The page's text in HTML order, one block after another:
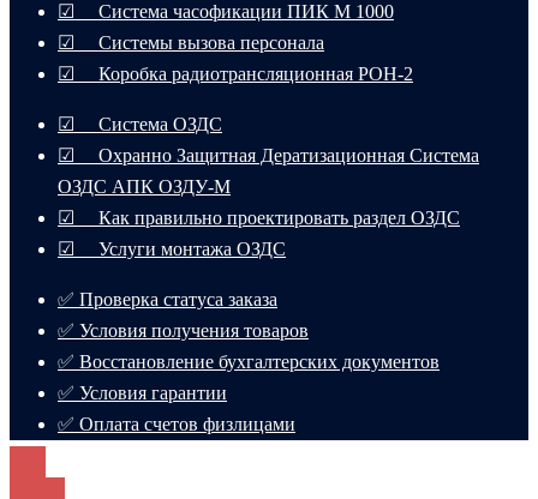
☑ Система часофикации ПИК М 1000
☑ Системы вызова персонала
☑ Коробка радиотрансляционная РОН-2
☑ Система ОЗДС
☑ Охранно Защитная Дератизационная Система
ОЗДС АПК ОЗДУ-М
☑ Как правильно проектировать раздел ОЗДС
☑ Услуги монтажа ОЗДС
✅ Проверка статуса заказа
✅ Условия получения товаров
✅ Восстановление бухгалтерских документов
✅ Условия гарантии
✅ Оплата счетов физлицами